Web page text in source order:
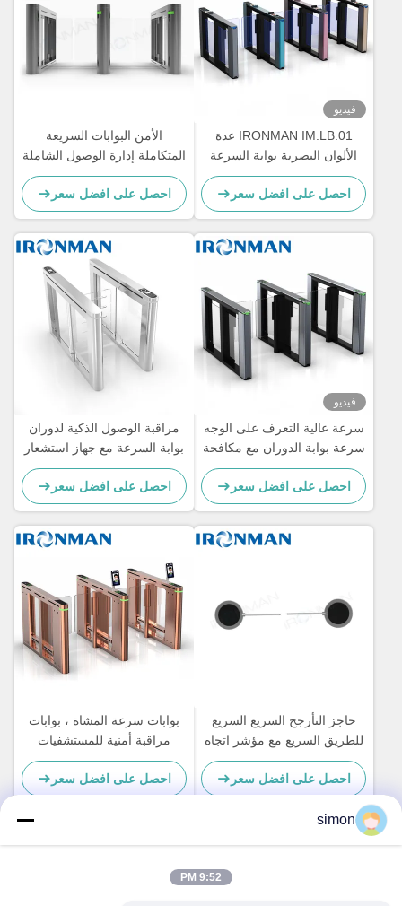
فيديو
IRONMAN IM.LB.01 عدة
الألوان البصرية بوابة السرعة
عجلة للسيطرة على الوصول
إلى المبنى
احصل على افضل سعر
الأمن البوابات السريعة
المتكاملة إدارة الوصول الشاملة
احصل على افضل سعر
فيديو
سرعة عالية التعرف على الوجه
سرعة بوابة الدوران مع مكافحة
التدخل لمباني المكاتب
احصل على افضل سعر
مراقبة الوصول الذكية لدوران
بوابة السرعة مع جهاز استشعار
الكشف بالأشعة تحت الحمراء
احصل على افضل سعر
حاجز التأرجح السريع السريع
للطريق السريع مع مؤشر اتجاه
احصل على افضل سعر
بوابات سرعة المشاة ، بوابات
مراقبة أمنية للمستشفيات
احصل على افضل سعر
simon
9:52 PM